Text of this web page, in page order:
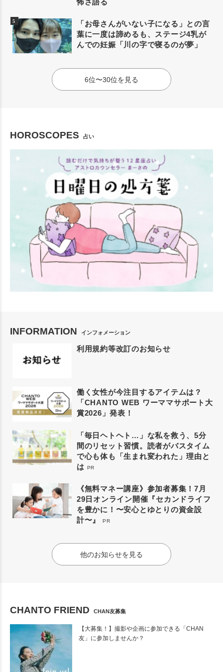
怖さ語る
「お母さんがいない子になる」との言
葉に一度は諦めるも、ステージ4乳が
んでの妊娠「川の字で寝るのが夢」
6位〜30位を見る
HOROSCOPES 占い
INFORMATION インフォメーション
利用規約等改訂のお知らせ
働く女性が今注目するアイテムは？
「CHANTO WEB ワーママサポート大
賞2026」発表！
「毎日ヘトヘト…」な私を救う、5分
間のリセット習慣。読者がバスタイム
で心も体も「生まれ変われた」理由と
は PR
《無料マネー講座》参加者募集！7月
29日オンライン開催『セカンドライフ
を豊かに！〜安心とゆとりの資金設
計〜』
PR
他のお知らせを見る
CHANTO FRIEND CHAN友募集
【大募集！】撮影や企画に参加できる「CHAN
友」に参加しませんか？